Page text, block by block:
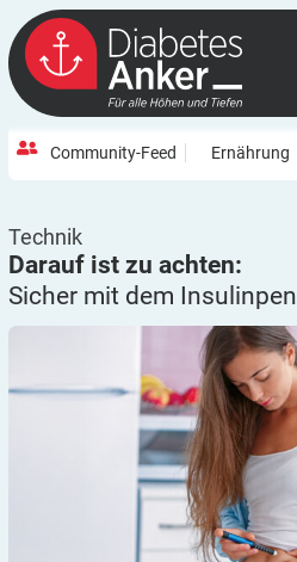
Community-Feed Ernährung
Technik
Darauf ist zu achten:
Sicher mit dem Insulinpen